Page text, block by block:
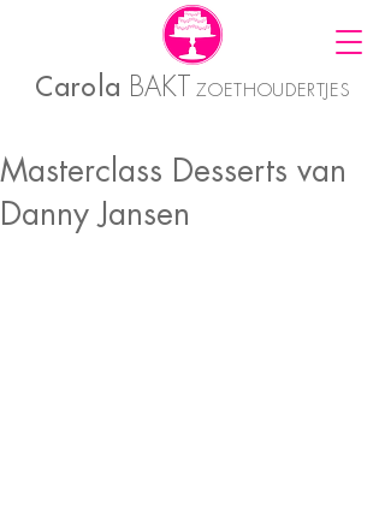
Carola BAKT ZOETHOUDERTJES
Masterclass Desserts van
Danny Jansen